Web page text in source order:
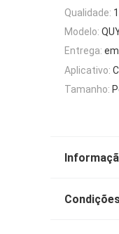
Qualidade:
Modelo:
Entrega:
Aplicativo:
Tamanho: